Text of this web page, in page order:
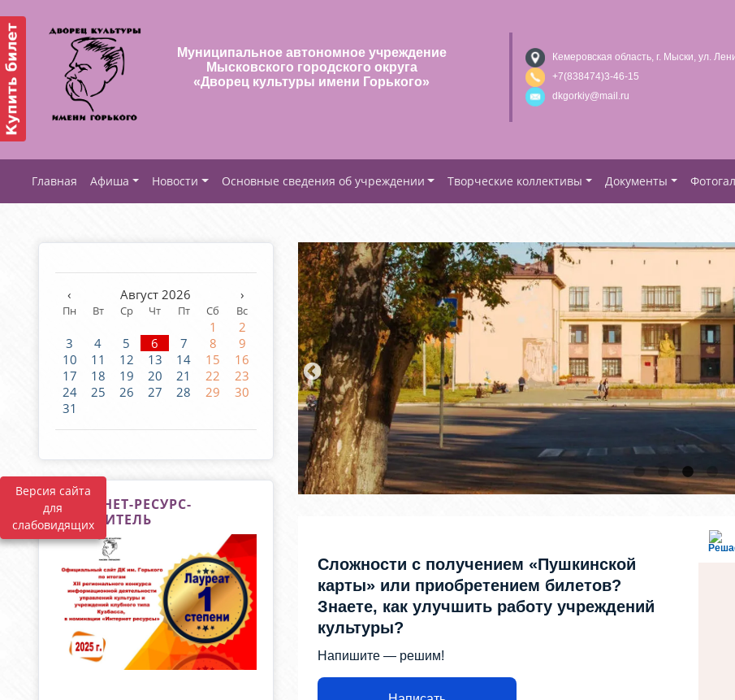
Версия сайта
для
слабовидящих
Муниципальное автономное учреждение
Мысковского городского округа
«Дворец культуры имени Горького»
Кемеровская область, г. Мыски, ул.
+7(838474)3-46-15
dkgorkiy@mail.ru
Афиша Новости Основные сведения об учреждении Творческие коллективы Документы
‹ Август 2026 ›
Пн Вт Ср Чт Пт Сб Вс
1
2
3
4 5 6 7 8
9
10
11 12 13 14 15
16
17
18 19 20 21 22
23
24
25 26 27 28 29
30
31
ИНТЕРНЕТ-РЕСУРС-
ПОБЕДИТЕЛЬ
Сложности с получением «Пушкинской
карты» или приобретением билетов?
Знаете, как улучшить работу учреждений
культуры?
Напишите — решим!